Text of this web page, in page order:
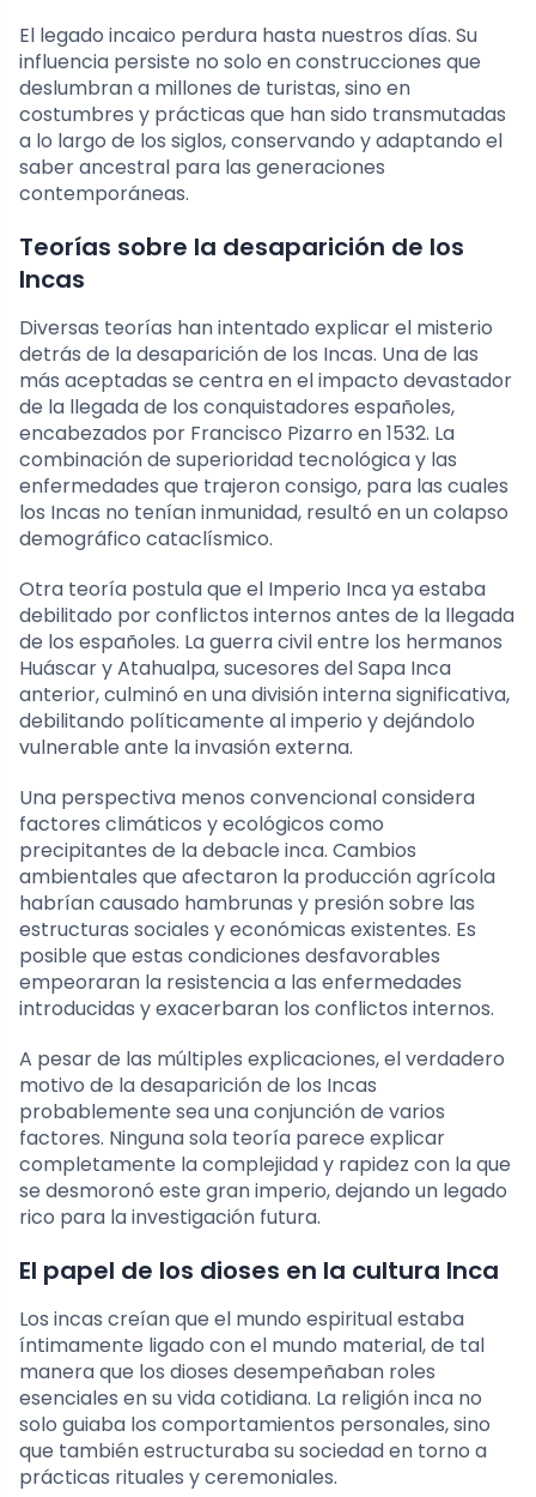
El legado incaico perdura hasta nuestros días. Su
influencia persiste no solo en construcciones que
deslumbran a millones de turistas, sino en
costumbres y prácticas que han sido transmutadas
a lo largo de los siglos, conservando y adaptando el
saber ancestral para las generaciones
contemporáneas.
Teorías sobre la desaparición de los
Incas
Diversas teorías han intentado explicar el misterio
detrás de la desaparición de los Incas. Una de las
más aceptadas se centra en el impacto devastador
de la llegada de los conquistadores españoles,
encabezados por Francisco Pizarro en 1532. La
combinación de superioridad tecnológica y las
enfermedades que trajeron consigo, para las cuales
los Incas no tenían inmunidad, resultó en un colapso
demográfico cataclísmico.
Otra teoría postula que el Imperio Inca ya estaba
debilitado por conflictos internos antes de la llegada
de los españoles. La guerra civil entre los hermanos
Huáscar y Atahualpa, sucesores del Sapa Inca
anterior, culminó en una división interna significativa,
debilitando políticamente al imperio y dejándolo
vulnerable ante la invasión externa.
Una perspectiva menos convencional considera
factores climáticos y ecológicos como
precipitantes de la debacle inca. Cambios
ambientales que afectaron la producción agrícola
habrían causado hambrunas y presión sobre las
estructuras sociales y económicas existentes. Es
posible que estas condiciones desfavorables
empeoraran la resistencia a las enfermedades
introducidas y exacerbaran los conflictos internos.
A pesar de las múltiples explicaciones, el verdadero
motivo de la desaparición de los Incas
probablemente sea una conjunción de varios
factores. Ninguna sola teoría parece explicar
completamente la complejidad y rapidez con la que
se desmoronó este gran imperio, dejando un legado
rico para la investigación futura.
El papel de los dioses en la cultura Inca
Los incas creían que el mundo espiritual estaba
íntimamente ligado con el mundo material, de tal
manera que los dioses desempeñaban roles
esenciales en su vida cotidiana. La religión inca no
solo guiaba los comportamientos personales, sino
que también estructuraba su sociedad en torno a
prácticas rituales y ceremoniales.